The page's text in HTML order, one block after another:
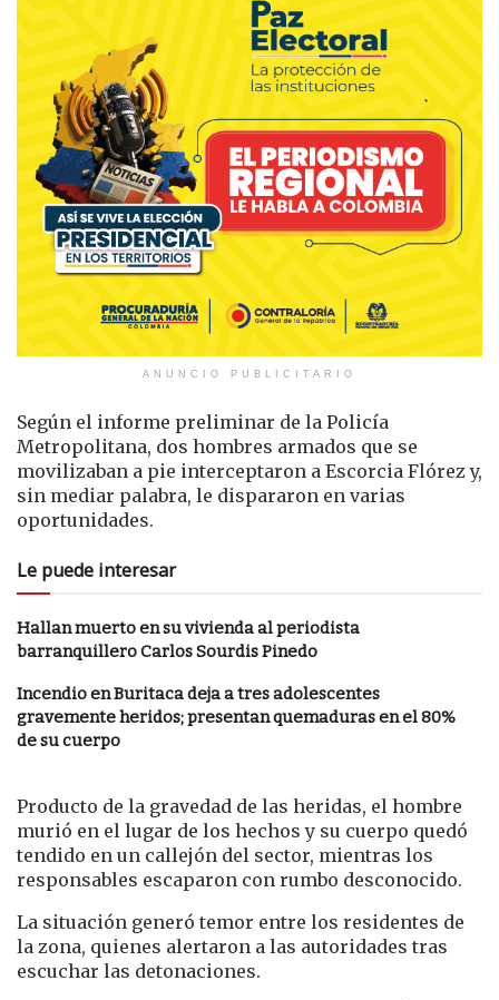
ANUNCIO PUBLICITARIO
Según el informe preliminar de la Policía
Metropolitana, dos hombres armados que se
movilizaban a pie interceptaron a Escorcia Flórez y,
sin mediar palabra, le dispararon en varias
oportunidades.
Le puede interesar
Hallan muerto en su vivienda al periodista
barranquillero Carlos Sourdis Pinedo
Incendio en Buritaca deja a tres adolescentes
gravemente heridos; presentan quemaduras en el 80%
de su cuerpo
Producto de la gravedad de las heridas, el hombre
murió en el lugar de los hechos y su cuerpo quedó
tendido en un callejón del sector, mientras los
responsables escaparon con rumbo desconocido.
La situación generó temor entre los residentes de
la zona, quienes alertaron a las autoridades tras
escuchar las detonaciones.